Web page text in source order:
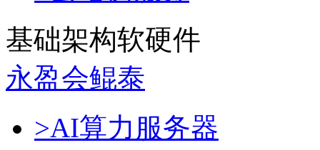
基础架构软硬件
永盈会鲲泰
>AI算力服务器